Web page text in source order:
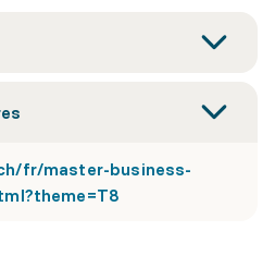
fr/master-business-